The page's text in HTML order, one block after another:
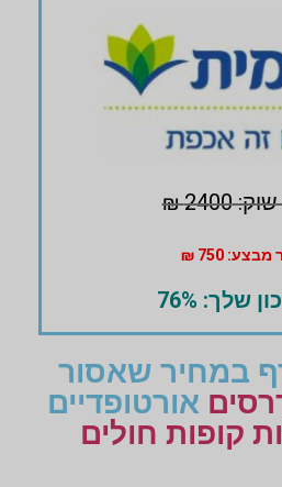
2400 ₪
750 ₪
שלך: 76%
במחיר שאסור
אורטופדיים
קופות חולים